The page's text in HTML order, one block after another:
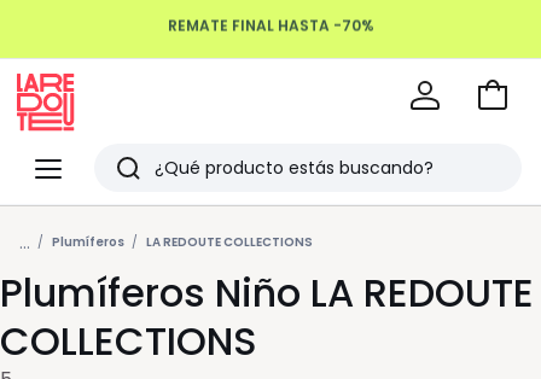
Menu
Redoute
Buscar
Últimos
artículos
vistos
Ir
... Plumíferos LA REDOUTE COLLECTIONS
Plumíferos Niño LA REDOUTE
COLLECTIONS